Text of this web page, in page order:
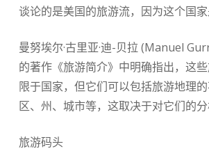
谈论的是美国的旅游流，因为这个国家
曼努埃尔·古里亚·迪-贝拉 (Manuel
的著作《旅游简介》中明确指出，这
限于国家，但它们可以包括旅游地理
区、州、城市等，这取决于对它们的分
旅游码头